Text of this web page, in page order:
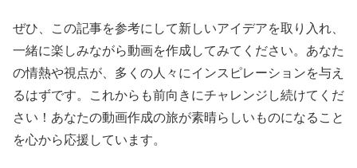
ぜひ、この記事を参考にして新しいアイデアを取り入れ、
一緒に楽しみながら動画を作成してみてください。あなた
の情熱や視点が、多くの人々にインスピレーションを与え
るはずです。これからも前向きにチャレンジし続けてくだ
さい！あなたの動画作成の旅が素晴らしいものになること
を心から応援しています。